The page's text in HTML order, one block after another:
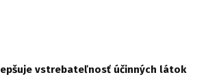
vstrebateľnosť účinných látok